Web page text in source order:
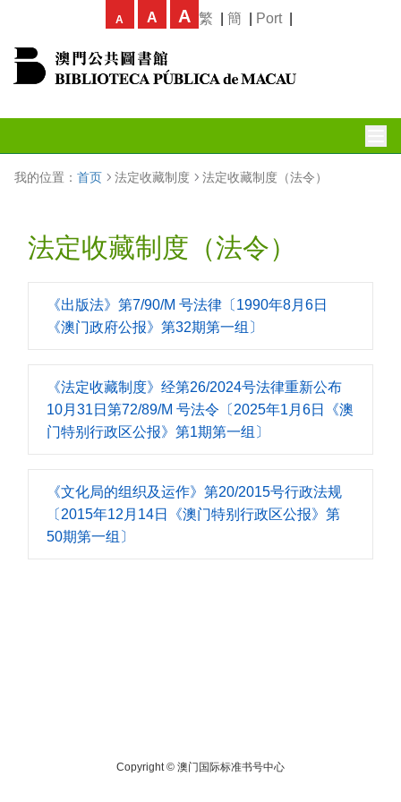
A A A 繁 簡 Port|
我的位置： 首页 法定收藏制度 法定收藏制度（法令）
法定收藏制度（法令）
《出版法》第7/90/M 号法律〔1990年8月6日
《澳门政府公报》第32期第一组〕
《法定收藏制度》经第26/2024号法律重新公布
10月31日第72/89/M 号法令〔2025年1月6日《澳
门特别行政区公报》第1期第一组〕
《文化局的组织及运作》第20/2015号行政法规
〔2015年12月14日《澳门特别行政区公报》第
50期第一组〕
Copyright © 澳门国际标准书号中心